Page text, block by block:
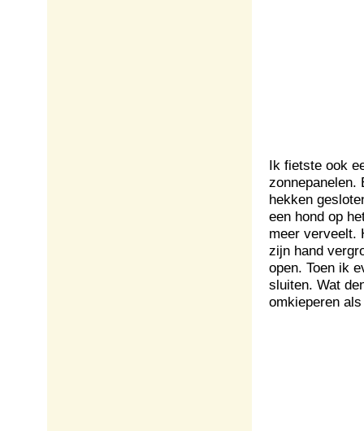
Ik fietste ook
zonnepanelen.
hekken
een hond op
meer verveelt.
zijn hand
open. Toen ik
sluiten. Wat
omkieperen